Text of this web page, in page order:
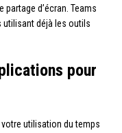
d’écran. Teams
utilisant déjà les outils
pour
utilisation du temps